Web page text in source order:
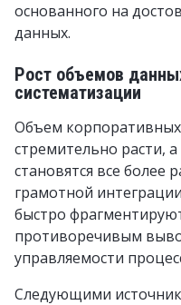
основанного на
данных.
Рост объемов
систематизации
Объем
стремительно расти,
становятся все более
грамотной
быстро
противоречивым
управляемости
Следующими